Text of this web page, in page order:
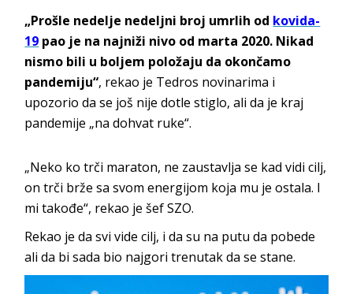
„Prošle nedelje nedeljni broj umrlih od kovida-
19 pao je na najniži nivo od marta 2020. Nikad
nismo bili u boljem položaju da okončamo
pandemiju“, rekao je Tedros novinarima i
upozorio da se još nije dotle stiglo, ali da je kraj
pandemije „na dohvat ruke“.
„Neko ko trči maraton, ne zaustavlja se kad vidi cilj,
on trči brže sa svom energijom koja mu je ostala. I
mi takođe“, rekao je šef SZO.
Rekao je da svi vide cilj, i da su na putu da pobede
ali da bi sada bio najgori trenutak da se stane.